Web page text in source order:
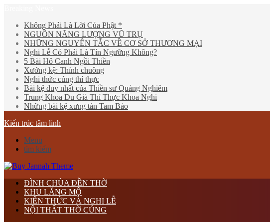
Không Phải Là Lời Của Phật *
NGUỒN NĂNG LƯỢNG VŨ TRỤ
NHỮNG NGUYÊN TẮC VỀ CƠ SỞ THƯƠNG MẠI
Nghi Lễ Có Phải Là Tín Ngưỡng Không?
5 Bài Hô Canh Ngồi Thiền
Xướng kệ: Thỉnh chuông
Nghi thức cúng thí thực
Bài kệ duy nhất của Thiền sư Quảng Nghiêm
Trung Khoa Du Già Thí Thực Khoa Nghi
Những bài kệ xưng tán Tam Bảo
Kiến trúc tâm linh
Menu
tìm kiếm
ĐÌNH CHÙA ĐỀN THỜ
KHU LĂNG MỘ
KIẾN THỨC VÀ NGHI LỄ
NỘI THẤT THỜ CÚNG